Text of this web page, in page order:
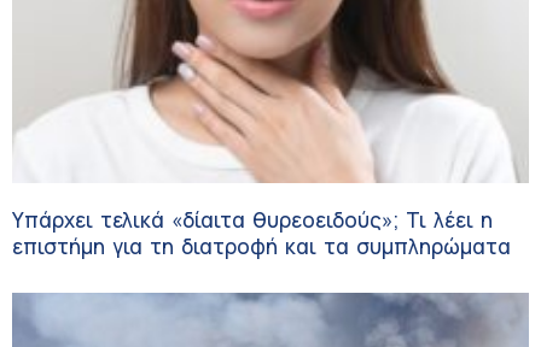
Υπάρχει τελικά «δίαιτα θυρεοειδούς»; Τι λέει η
επιστήμη για τη διατροφή και τα συμπληρώματα